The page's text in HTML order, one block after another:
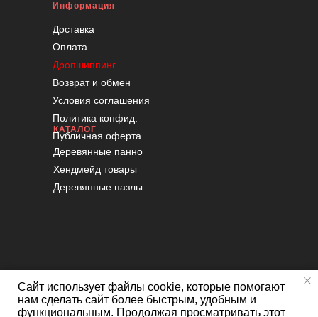
Информация
Доставка
Оплата
Дропшиппинг
Возврат и обмен
Условия соглашения
Политика конфид.
Публичная оферта
КАТАЛОГ
Деревянные панно
Хендмейд товары
Деревянные пазлы
Сайт использует файлы cookie, которые помогают
нам сделать сайт более быстрым, удобным и
функциональным. Продолжая просматривать этот